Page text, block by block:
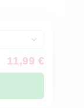
11,99 €